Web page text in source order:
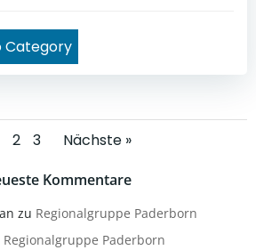
Category
Page
2 Page
3
Posts
navigation
Nächste »
Kommentare
zu Regionalgruppe Paderborn
Regionalgruppe Paderborn